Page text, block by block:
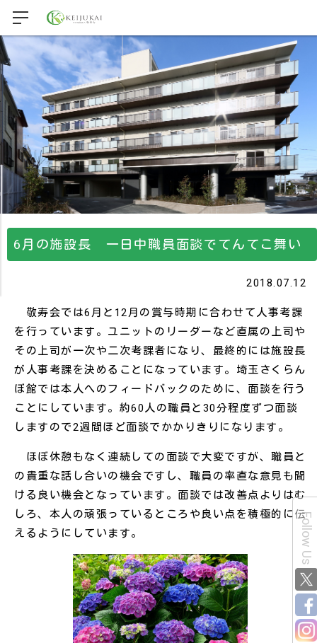
6月の施設長 一日中職員面談でてんてこ舞い
2018.07.12
敬寿会では6月と12月の賞与時期に合わせて人事考課
を行っています。ユニットのリーダーなど直属の上司や
その上司が一次や二次考課者になり、最終的には施設長
が人事考課を決めることになっています。埼玉さくらん
ぼ館では本人へのフィードバックのために、面談を行う
ことにしています。約60人の職員と30分程度ずつ面談
しますので2週間ほど面談でかかりきりになります。
ほぼ休憩もなく連続しての面談で大変ですが、職員と
の貴重な話し合いの機会ですし、職員の率直な意見も聞
ける良い機会となっています。面談では改善点よりはむ
しろ、本人の頑張っているところや良い点を積極的に伝
えるようにしています。
Follow Us